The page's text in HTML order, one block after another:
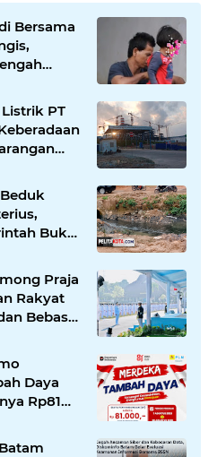
Bersama
PT
Buka
Praja
Rakyat
Bebas
Daya
Rp81